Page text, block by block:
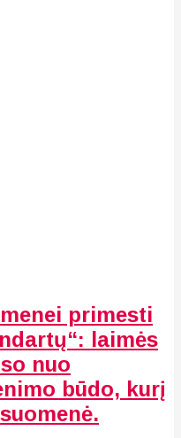
primesti
laimės
nuo
būdo, kurį